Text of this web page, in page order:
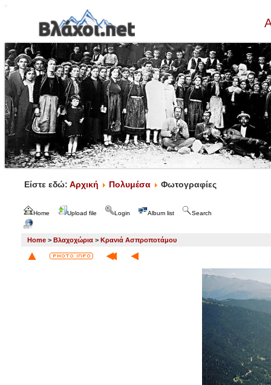
Είστε εδώ: Αρχική Πολυμέσα Φωτογραφίες
Home Upload file Login Album list Search
Home > Βλαχοχώρια > Κρανιά Ασπροποτάμου